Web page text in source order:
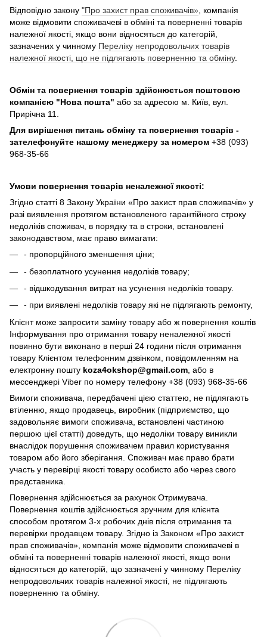
Відповідно закону "Про захист прав споживачів» , компанія
може відмовити споживачеві в обміні та поверненні товарів
належної якості, якщо вони відносяться до категорій,
зазначених у чинному Переліку непродовольчих товарів
належної якості, що не підлягають поверненню та обміну.
Обмін та повернення товарів здійснюється поштовою
компанією "Нова пошта" або за адресою м. Київ, вул.
Прирічна 11.
Для вирішення питань обміну та повернення товарів -
зателефонуйте нашому менеджеру за номером +38 (093)
968-35-66
Умови повернення товарів неналежної якості:
Згідно статті 8 Закону України «Про захист прав споживачів» у
разі виявлення протягом встановленого гарантійного строку
недоліків споживач, в порядку та в строки, встановлені
законодавством, має право вимагати:
- пропорційного зменшення ціни;
- безоплатного усунення недоліків товару;
- відшкодування витрат на усунення недоліків товару.
- при виявлені недоліків товару які не підлягають ремонту,
Клієнт може запросити заміну товару або ж повернення коштів
Інформування про отримання товару неналежної якості
повинно бути виконано в перші 24 години після отримання
товару Клієнтом телефонним дзвінком, повідомленням на
електронну пошту koza4okshop@gmail.com , або в
мессенджері Viber по номеру телефону +38 (093) 968-35-66
Вимоги споживача, передбачені цією статтею, не підлягають
втіленню, якщо продавець, виробник (підприємство, що
задовольняє вимоги споживача, встановлені частиною
першою цієї статті) доведуть, що недоліки товару виникли
внаслідок порушення споживачем правил користування
товаром або його зберігання. Споживач має право брати
участь у перевірці якості товару особисто або через свого
представника.
Повернення здійснюється за рахунок Отримувача.
Повернення коштів здійснюється зручним для клієнта
способом протягом 3-х робочих днів після отримання та
перевірки продавцем товару. Згідно із Законом «Про захист
прав споживачів», компанія може відмовити споживачеві в
обміні та поверненні товарів належної якості, якщо вони
відносяться до категорій, що зазначені у чинному Переліку
непродовольчих товарів належної якості, не підлягають
поверненню та обміну.